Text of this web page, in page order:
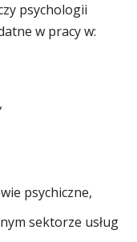
psychologii
w pracy w:
psychiczne,
sektorze usług